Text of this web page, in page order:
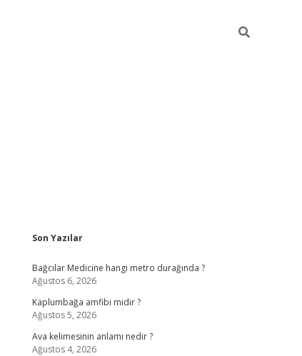
Sidebar
Son Yazılar
Bağcılar Medicine hangi metro durağında ?
Ağustos 6, 2026
Kaplumbağa amfibi midir ?
Ağustos 5, 2026
Ava kelimesinin anlamı nedir ?
Ağustos 4, 2026